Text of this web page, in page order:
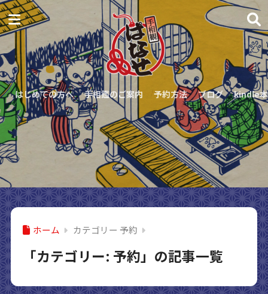
はじめての方へ 手相鑑のご案内 予約方法 ブログ kindle本
ホーム カテゴリー 予約
「カテゴリー: 予約」の記事一覧